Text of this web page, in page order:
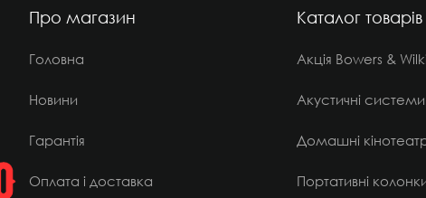
Про магазин
Головна
Новини
Гарантія
Оплата і доставка
Каталог товарів
Акція Bowers &
Акустичні системи
Домашні
Портативні